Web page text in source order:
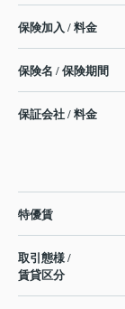
保険加入 / 料金
保険名 / 保険期間
保証会社 / 料金
特優賃
取引態様 /
賃貸区分